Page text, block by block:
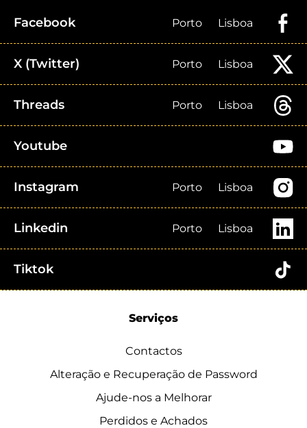
Facebook Porto Lisboa
X (Twitter) Porto Lisboa
Threads Porto Lisboa
Youtube
Instagram Porto Lisboa
Linkedin Porto Lisboa
Tiktok
Serviços
Contactos
Alteração e Recuperação de Password
Ajude-nos a Melhorar
Perdidos e Achados